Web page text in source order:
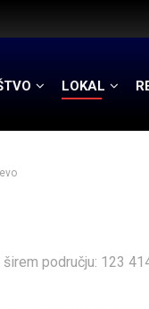
LOKAL
području: 123